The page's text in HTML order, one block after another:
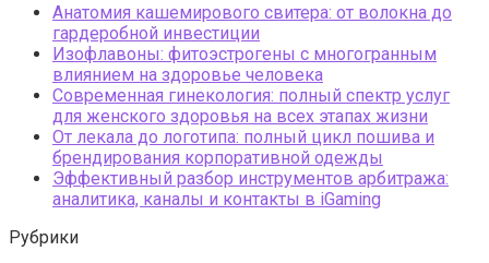
Анатомия кашемирового свитера: от волокна до
гардеробной инвестиции
Изофлавоны: фитоэстрогены с многогранным
влиянием на здоровье человека
Современная гинекология: полный спектр услуг
для женского здоровья на всех этапах жизни
От лекала до логотипа: полный цикл пошива и
брендирования корпоративной одежды
Эффективный разбор инструментов арбитража:
аналитика, каналы и контакты в iGaming
Рубрики